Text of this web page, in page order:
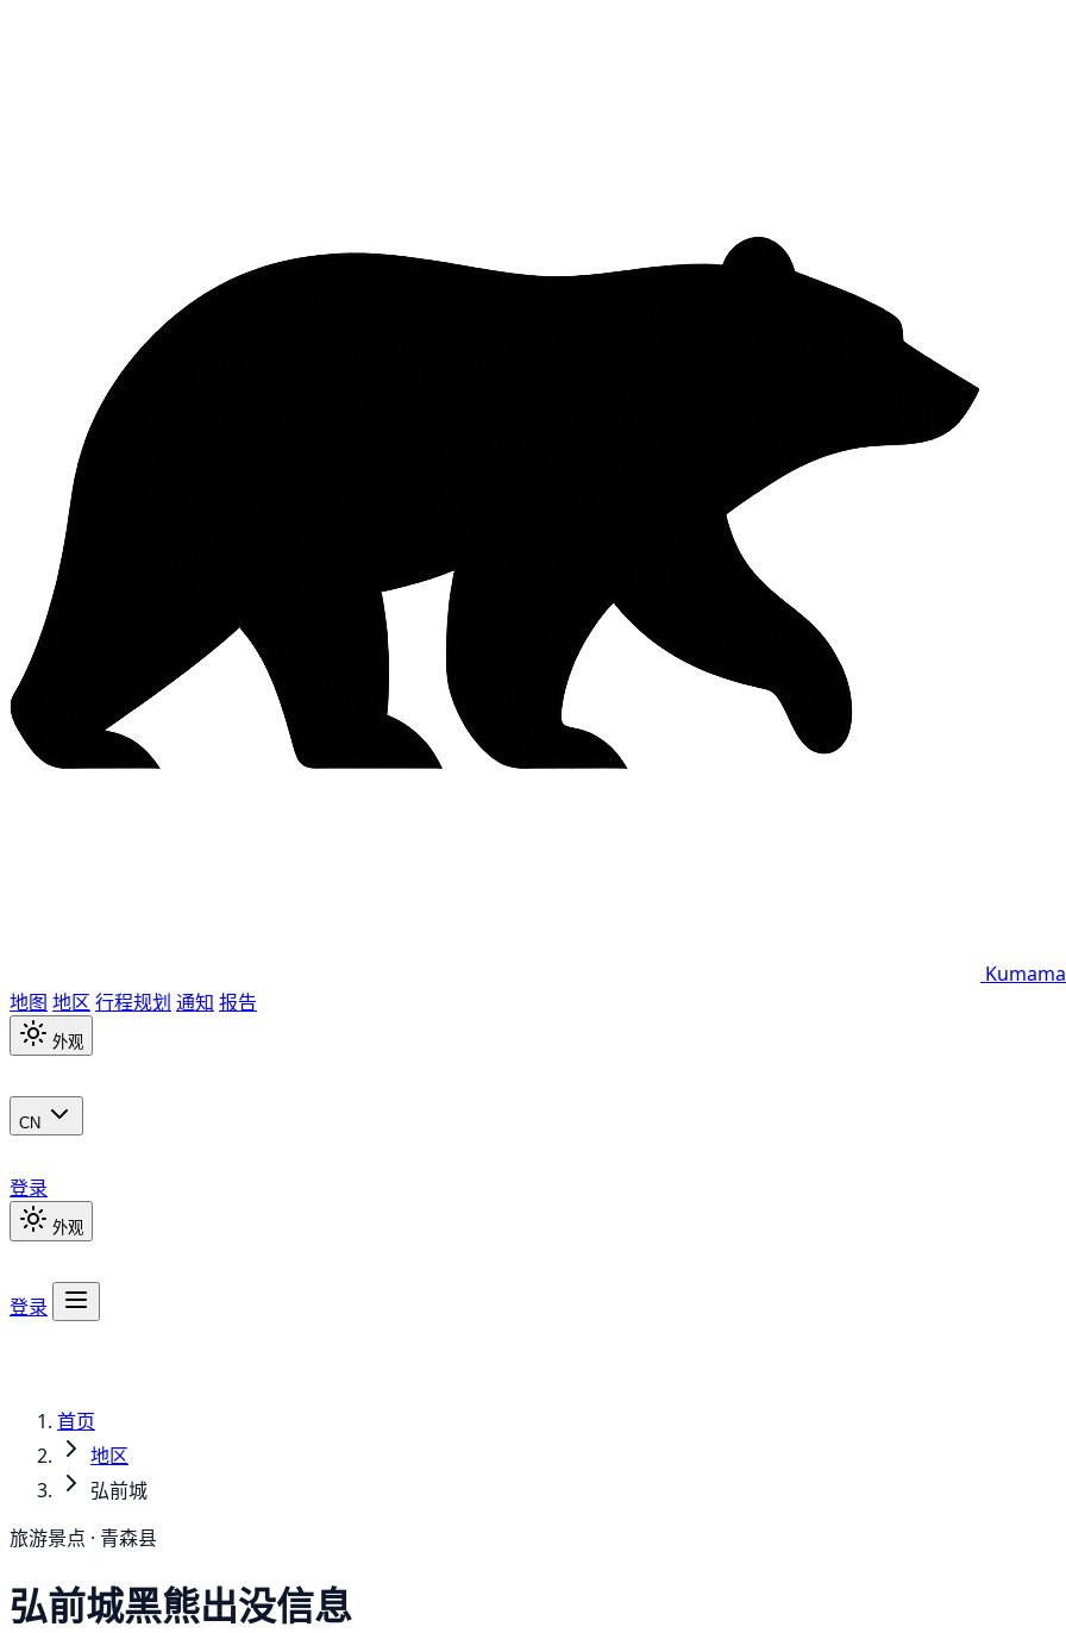
地图 地区 行程规划 通知 报告
外观
CN
登录
外观
登录
首页
地区
弘前城
旅游景点 · 青森县
弘前城黑熊出没信息